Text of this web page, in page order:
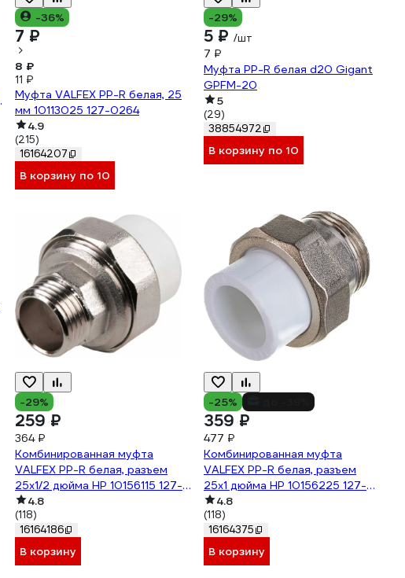
-36%
7 ₽
8 ₽
11 ₽
Муфта VALFEX PP-R белая, 25
мм 10113025 127-0264
4.9
(215)
16164207
В корзину по 10
-29%
5 ₽ /шт
7 ₽
Муфта PP-R белая d20 Gigant
GPFM-20
5
(29)
38854972
В корзину по 10
-29%
259 ₽
364 ₽
Комбинированная муфта
VALFEX PP-R белая, разъем
25х1/2 дюйма НР 10156115 127-
0223
4.8
(118)
16164186
В корзину
-25%
359 ₽
477 ₽
Комбинированная муфта
VALFEX PP-R белая, разъем
25х1 дюйма НР 10156225 127-
0225
4.8
(118)
16164375
В корзину